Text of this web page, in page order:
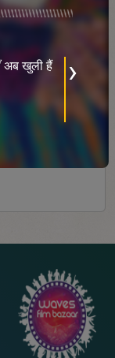
अब खुली हैं ›